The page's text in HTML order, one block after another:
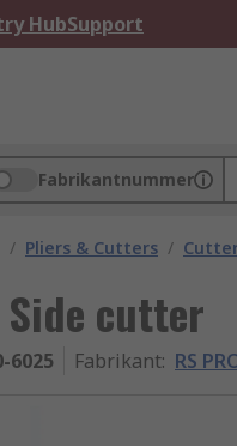
HubSupport
Fabrikantnummer
/ Pliers & Cutters /
Side cutter
6025 Fabrikant: RS